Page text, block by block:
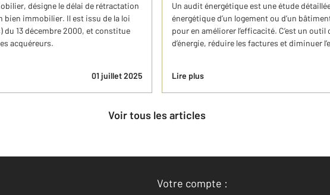
désigne le délai de rétractation
bien immobilier. Il est issu de la loi
du 13 décembre 2000, et constitue
acquéreurs.
01 juillet 2025
Un audit énergétique est une étude
énergétique d’un logement ou d’un
pour en améliorer l’efficacité. C’est un
d’énergie, réduire les factures et diminuer
Lire plus
Voir tous les articles
Votre compte :